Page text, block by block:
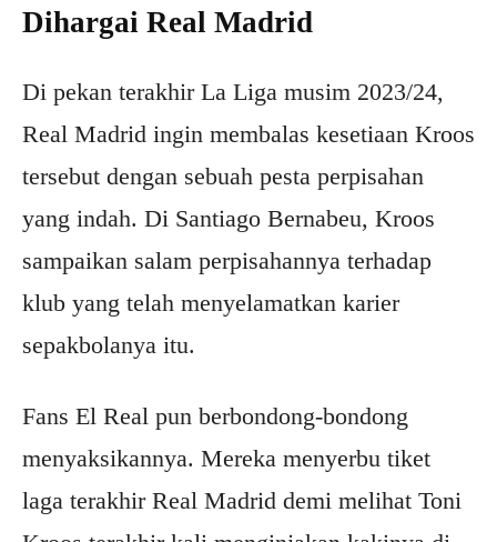
Dihargai Real Madrid
Di pekan terakhir La Liga musim 2023/24,
Real Madrid ingin membalas kesetiaan Kroos
tersebut dengan sebuah pesta perpisahan
yang indah. Di Santiago Bernabeu, Kroos
sampaikan salam perpisahannya terhadap
klub yang telah menyelamatkan karier
sepakbolanya itu.
Fans El Real pun berbondong-bondong
menyaksikannya. Mereka menyerbu tiket
laga terakhir Real Madrid demi melihat Toni